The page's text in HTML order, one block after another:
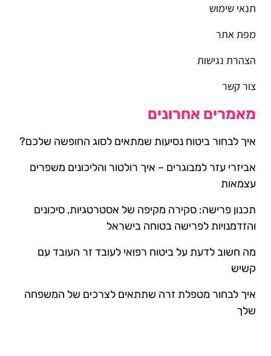
תנאי שימוש
מפת אתר
הצהרת נגישות
צור קשר
מאמרים אחרונים
איך לבחור ביטוח נסיעות שמתאים לסוג החופשה שלכם?
אביזרי עזר למבוגרים – איך רולטור והליכונים משפרים
עצמאות
תכנון פרישה: סקירה מקיפה של אסטרטגיות, סיכונים
והזדמנויות לפרישה בטוחה בישראל
מה חשוב לדעת על ביטוח רפואי לעובד זר העובד עם
קשיש
איך לבחור מטפלת זרה שתתאים לצרכים של המשפחה
שלך